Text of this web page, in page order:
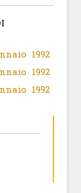
1992
1992
1992